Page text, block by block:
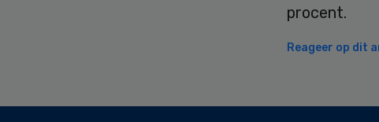
procent.
Reageer op dit